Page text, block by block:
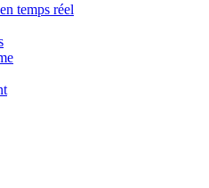
temps réel